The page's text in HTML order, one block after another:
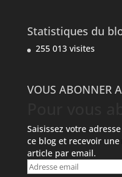
Statistiques du
255 013 visites
VOUS ABONNER
Saisissez votre
ce blog et recevoir
article par email.
Adresse